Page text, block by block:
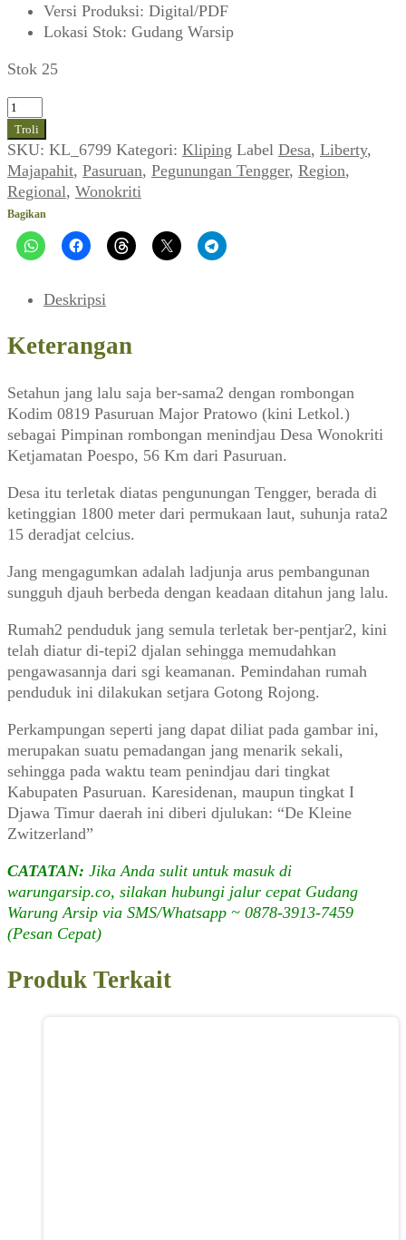
Versi Produksi: Digital/PDF
Lokasi Stok: Gudang Warsip
Stok 25
Kuantitas
Desa
Wonokriti,
Pasuruan,
Jang
Saja
Lihat
(Liberty_No.
1971)
Troli
SKU: KL_6799 Kategori: Kliping Label Desa, Liberty,
Majapahit, Pasuruan, Pegunungan Tengger, Region,
Regional, Wonokriti
Bagikan
Deskripsi
Keterangan
Setahun jang lalu saja ber-sama2 dengan rombongan
Kodim 0819 Pasuruan Major Pratowo (kini Letkol.)
sebagai Pimpinan rombongan menindjau Desa Wonokriti
Ketjamatan Poespo, 56 Km dari Pasuruan.
Desa itu terletak diatas pengunungan Tengger, berada di
ketinggian 1800 meter dari permukaan laut, suhunja rata2
15 deradjat celcius.
Jang mengagumkan adalah ladjunja arus pembangunan
sungguh djauh berbeda dengan keadaan ditahun jang lalu.
Rumah2 penduduk jang semula terletak ber-pentjar2, kini
telah diatur di-tepi2 djalan sehingga memudahkan
pengawasannja dari sgi keamanan. Pemindahan rumah
penduduk ini dilakukan setjara Gotong Rojong.
Perkampungan seperti jang dapat diliat pada gambar ini,
merupakan suatu pemadangan jang menarik sekali,
sehingga pada waktu team penindjau dari tingkat
Kabupaten Pasuruan. Karesidenan, maupun tingkat I
Djawa Timur daerah ini diberi djulukan: “De Kleine
Zwitzerland”
CATATAN: Jika Anda sulit untuk masuk di
warungarsip.co, silakan hubungi jalur cepat Gudang
Warung Arsip via SMS/Whatsapp ~ 0878-3913-7459
(Pesan Cepat)
Produk Terkait